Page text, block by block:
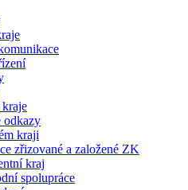
odkazy
kraji
zřizované a založené ZK
kraj
spolupráce